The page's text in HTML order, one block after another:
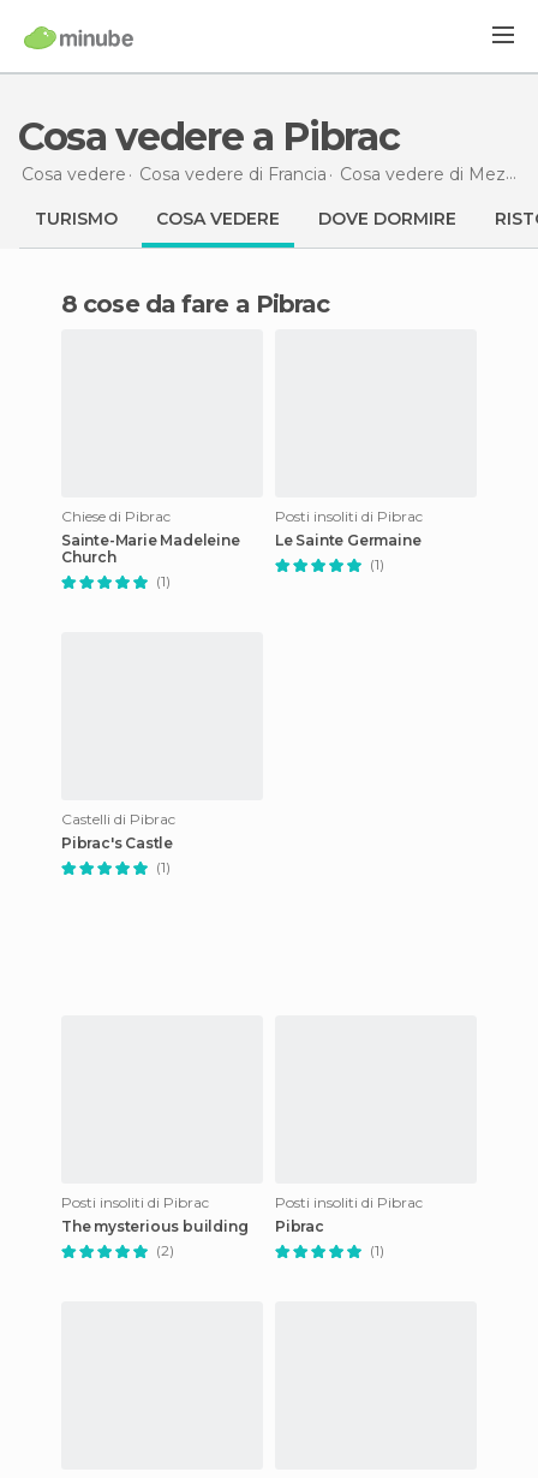
Cosa vedere a Pibrac
Cosa vedere Cosa vedere di Francia Cosa vedere di Mezzogiorno-Pirenei
TURISMO COSA VEDERE DOVE DORMIRE
8 cose da fare a Pibrac
Chiese di Pibrac
Sainte-Marie Madeleine
Church
(1)
Posti insoliti di Pibrac
Le Sainte Germaine
(1)
Castelli di Pibrac
Pibrac's Castle
(1)
Posti insoliti di Pibrac
The mysterious building
(2)
Posti insoliti di Pibrac
Pibrac
(1)